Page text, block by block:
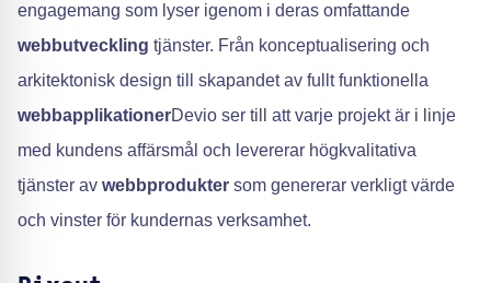
engagemang som lyser igenom i deras omfattande
webbutveckling tjänster. Från konceptualisering och
arkitektonisk design till skapandet av fullt funktionella
webbapplikationerDevio ser till att varje projekt är i linje
med kundens affärsmål och levererar högkvalitativa
tjänster av webbprodukter som genererar verkligt värde
och vinster för kundernas verksamhet.